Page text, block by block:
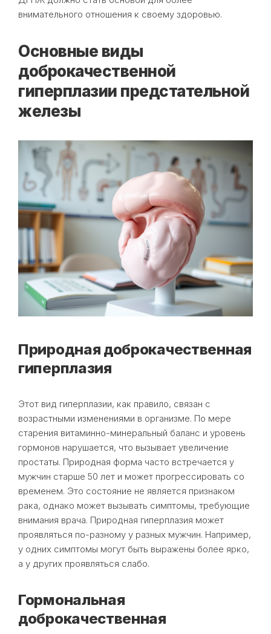
внимательного отношения к своему здоровью.
Основные виды
доброкачественной
гиперплазии предстательной
железы
Природная доброкачественная
гиперплазия
Этот вид гиперплазии, как правило, связан с
возрастными изменениями в организме. По мере
старения витаминно-минеральный баланс и уровень
гормонов нарушается, что вызывает увеличение
простаты. Природная форма часто встречается у
мужчин старше 50 лет и может прогрессировать со
временем. Это состояние не является признаком
рака, однако может вызывать симптомы, требующие
внимания врача. Природная гиперплазия может
проявляться по-разному у разных мужчин. Например,
у одних симптомы могут быть выражены более ярко,
а у других проявляться слабо.
Гормональная
доброкачественная